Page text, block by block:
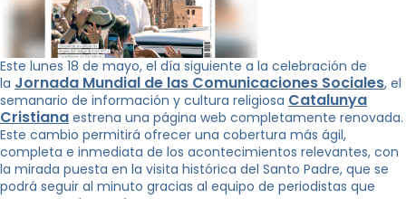
Este lunes 18 de mayo, el día siguiente a la celebración de
la Jornada Mundial de las Comunicaciones Sociales, el
semanario de información y cultura religiosa Catalunya
Cristiana estrena una página web completamente renovada.
Este cambio permitirá ofrecer una cobertura más ágil,
completa e inmediata de los acontecimientos relevantes, con
la mirada puesta en la visita histórica del Santo Padre, que se
podrá seguir al minuto gracias al equipo de periodistas que